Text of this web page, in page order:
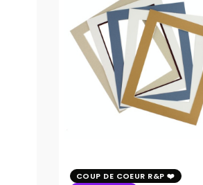
COUP DE COEUR R&P